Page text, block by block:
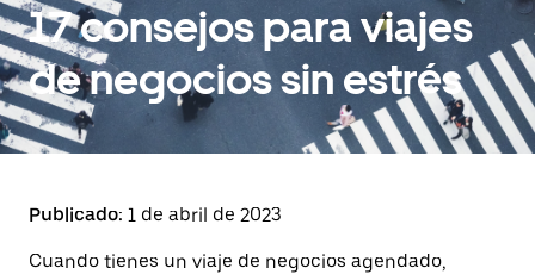
17 consejos para viajes
de negocios sin estrés
Publicado: 1 de abril de 2023
Cuando tienes un viaje de negocios agendado,